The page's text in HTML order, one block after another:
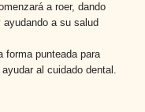
a roer, dando
a su salud
forma punteada para
al cuidado dental.